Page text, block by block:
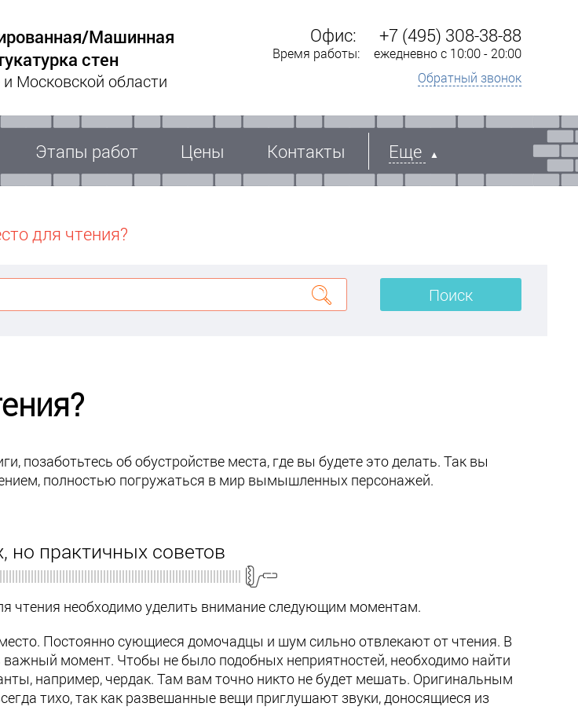
Машинная
стен
Московской области
Офис: +7 (495) 308-38-88
Время работы:
ежедневно с 10:00 - 20:00
Обратный звонок
Этапы работ Цены Контакты Еще
для чтения?
Поиск
позаботьтесь об обустройстве места, где вы будете это делать. Так вы
полностью погружаться в мир вымышленных персонажей.
но практичных советов
чтения необходимо уделить внимание следующим моментам.
Постоянно сующиеся домочадцы и шум сильно отвлекают от чтения. В
момент. Чтобы не было подобных неприятностей, необходимо найти
например, чердак. Там вам точно никто не будет мешать. Оригинальным
тихо, так как развешанные вещи приглушают звуки, доносящиеся из